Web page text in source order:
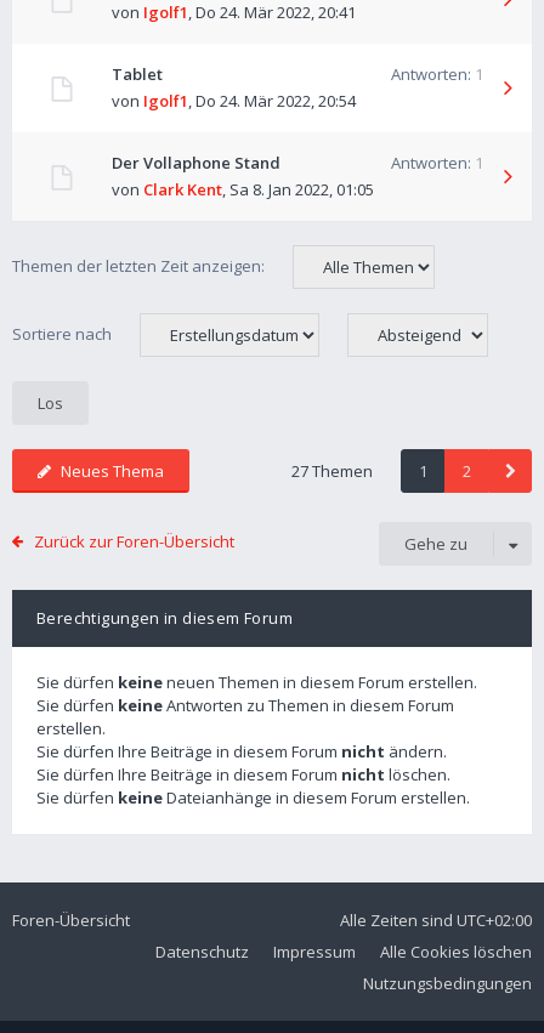
von Igolf1,Do 24. Mär 2022, 20:41
Tablet Antworten: 1
von Igolf1,Do 24. Mär 2022, 20:54
Der Vollaphone Stand Antworten: 1
von Clark Kent, Sa 8. Jan 2022, 01:05
Themen der letzten Zeit anzeigen:
Sortiere nach
Neues Thema 27 Themen 1 2
Zurück zur Foren-Übersicht Gehe zu
Berechtigungen in diesem Forum
Sie dürfen keineneuen Themen in diesem Forum erstellen.
Sie dürfen keineAntworten zu Themen in diesem Forum
erstellen.
Sie dürfen Ihre Beiträge in diesem Forum nicht ändern.
Sie dürfen Ihre Beiträge in diesem Forum nicht löschen.
Sie dürfen keineDateianhänge in diesem Forum erstellen.
Foren-Übersicht Alle Zeiten sind UTC+02:00
Alle Cookies löschen
Impressum
Datenschutz
Nutzungsbedingungen